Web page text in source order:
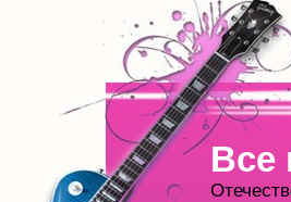
Все